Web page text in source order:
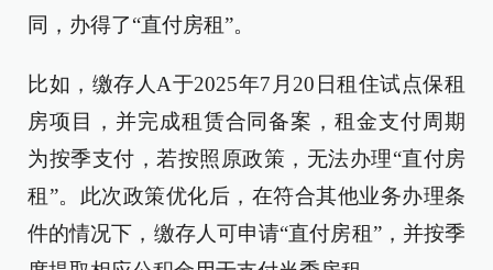
同，办得了“直付房租”。
比如，缴存人A于2025年7月20日租住试点保租
房项目，并完成租赁合同备案，租金支付周期
为按季支付，若按照原政策，无法办理“直付房
租”。此次政策优化后，在符合其他业务办理条
件的情况下，缴存人可申请“直付房租”，并按季